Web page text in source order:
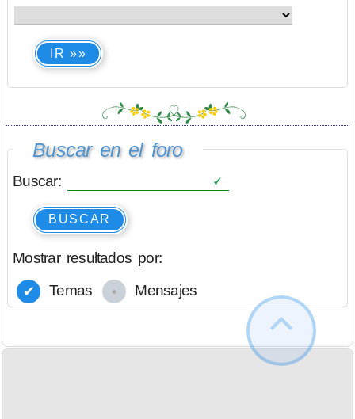
IR »»
Buscar en el foro
Buscar:
BUSCAR
Mostrar resultados por:
Temas
Mensajes